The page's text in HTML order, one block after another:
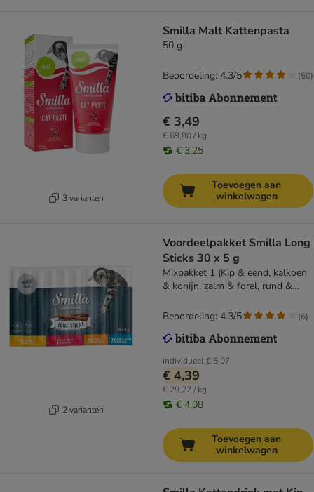
3 varianten
Smilla Malt Kattenpasta
50 g
€ 3,49
€ 69,80 / kg
€ 3,25
Beoordeling: 4.3/5 (50)
Toevoegen aan
winkelwagen
2 varianten
Voordeelpakket Smilla Long
Sticks 30 x 5 g
Mixpakket 1 (Kip & eend, kalkoen
& konijn, zalm & forel, rund &
individueel€ 5,07
€ 4,39
€ 29,27 / kg
€ 4,08
Beoordeling: 4.3/5 (6)
Toevoegen aan
winkelwagen